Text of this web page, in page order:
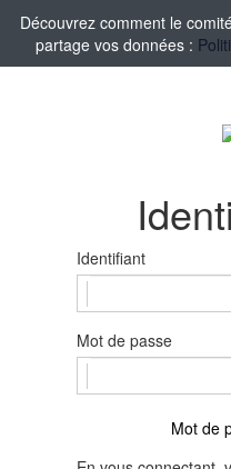
Découvrez comment le
partage vos données :
Identifiant
Mot de passe
Mot de